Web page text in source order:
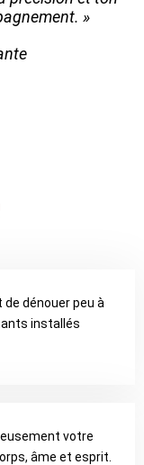
»
dénouer peu à
installés
votre
âme et esprit.